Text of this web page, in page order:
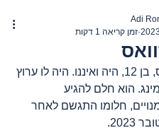
Adi
זמן קריאה 1 דקות
עוני אלדוואס, בן 12, היה ואיננו. היה לו ערוץ
הוא חלם להגיע
100,000 מנויים, חלומו התגשם לאחר